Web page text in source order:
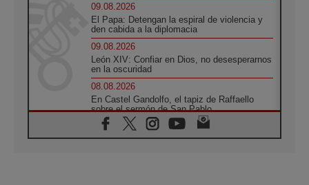
09.08.2026
El Papa: Detengan la espiral de violencia y
den cabida a la diplomacia
09.08.2026
León XIV: Confiar en Dios, no desesperarnos
en la oscuridad
08.08.2026
En Castel Gandolfo, el tapiz de Raffaello
sobre el sermón de San Pablo
08.08.2026
En Colombia, «la paz no se compra con una